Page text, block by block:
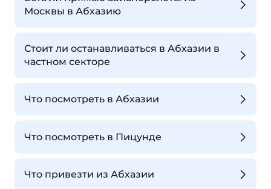
Москвы в Абхазию
Стоит ли останавливаться в Абхазии в
частном секторе
Что посмотреть в Абхазии
Что посмотреть в Пицунде
Что привезти из Абхазии